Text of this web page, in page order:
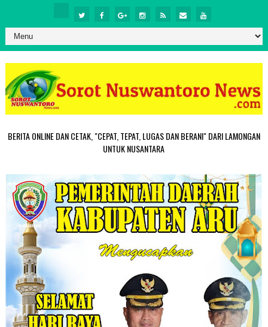
BERITA ONLINE DAN CETAK, "CEPAT, TEPAT, LUGAS DAN BERANI" DARI LAMONGAN
UNTUK NUSANTARA